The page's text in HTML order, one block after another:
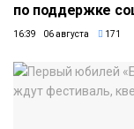
по поддержке
16:39 06 августа 171